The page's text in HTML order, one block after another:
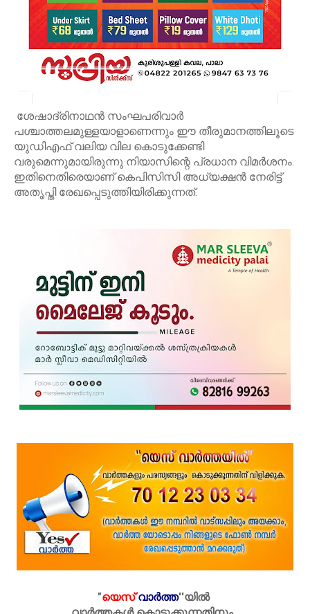
ശേഷാദ്രിനാഥന്‍ സംഘപരിവാര്‍
പശ്ചാത്തലമുള്ളയാളാണെന്നും ഈ തീരുമാനത്തിലൂടെ
യുഡിഎഫ് വലിയ വില കൊടുക്കേണ്ടി
വരുമെന്നുമായിരുന്നു നിയാസിന്റെ പ്രധാന വിമര്‍ശനം.
ഇതിനെതിരെയാണ് കെപിസിസി അധ്യക്ഷന്‍ നേരിട്ട്
അതൃപ്തി രേഖപ്പെടുത്തിയിരിക്കുന്നത്.
"യെസ് വാർത്ത''യിൽ